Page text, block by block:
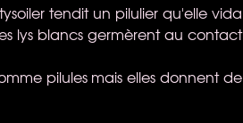
tendit un pilulier qu'elle vida
lys blancs germèrent au contact
pilules mais elles donnent de